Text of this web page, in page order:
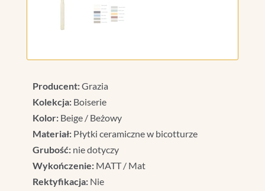
Producent:Grazia
Kolekcja:Boiserie
Kolor:Beige / Beżowy
Materiał:Płytki ceramiczne w bicotturze
Grubość:nie dotyczy
Wykończenie:MATT / Mat
Rektyfikacja:Nie